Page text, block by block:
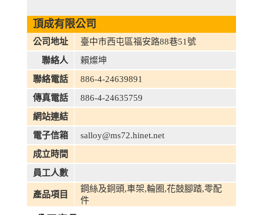
頂成有限公司
公司地址
臺中市西屯區福安路88巷51號
聯絡人
賴燦坤
聯絡電話
886-4-24639891
傳真電話
886-4-24635759
網站連結
電子信箱
salloy@ms72.hinet.net
成立時間
員工人數
產品項目
鋼絲及銅頭,車架,輪圈,花鼓腳踏,零配
件